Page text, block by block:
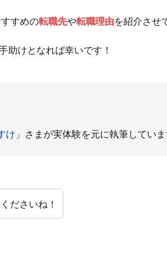
すめの転職先や転職理由を紹介させ
助けとなれば幸いです！
け 」さまが実体験を元に執筆していま
ださいね！